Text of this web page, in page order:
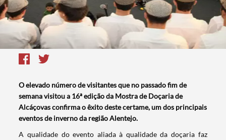
O elevado número de visitantes que no passado fim de
semana visitou a 16ª edição da Mostra de Doçaria de
Alcáçovas confirma o êxito deste certame, um dos principais
eventos de inverno da região Alentejo.
​A qualidade do evento aliada à qualidade da doçaria faz